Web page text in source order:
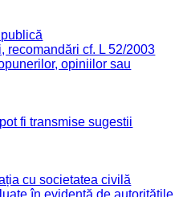
recomandări cf. L 52/2003
opiniilor sau
fi transmise sugestii
cu societatea civilă
în evidență de autoritățile